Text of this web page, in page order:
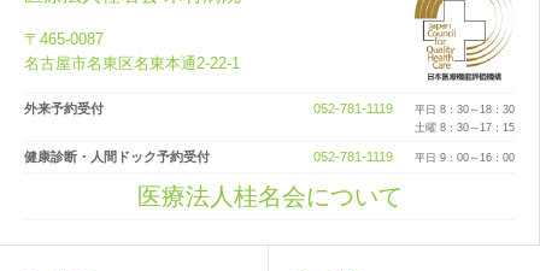
〒465-0087
名古屋市名東区名東本通2-22-1
外来予約受付 052-781-1119
平日 8：30～18：30
土曜 8：30～17：15
健康診断・人間ドック予約受付 052-781-1119 平日 9：00～16：00
医療法人桂名会について